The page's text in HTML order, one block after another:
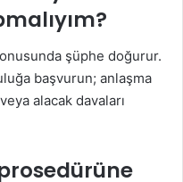
şüphe doğurur.
başvurun; anlaşma
alacak davaları